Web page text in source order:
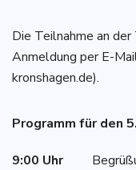
Die Teilnahme an
Anmeldung per E-
kronshagen.de).
Programm für den
9:00 Uhr